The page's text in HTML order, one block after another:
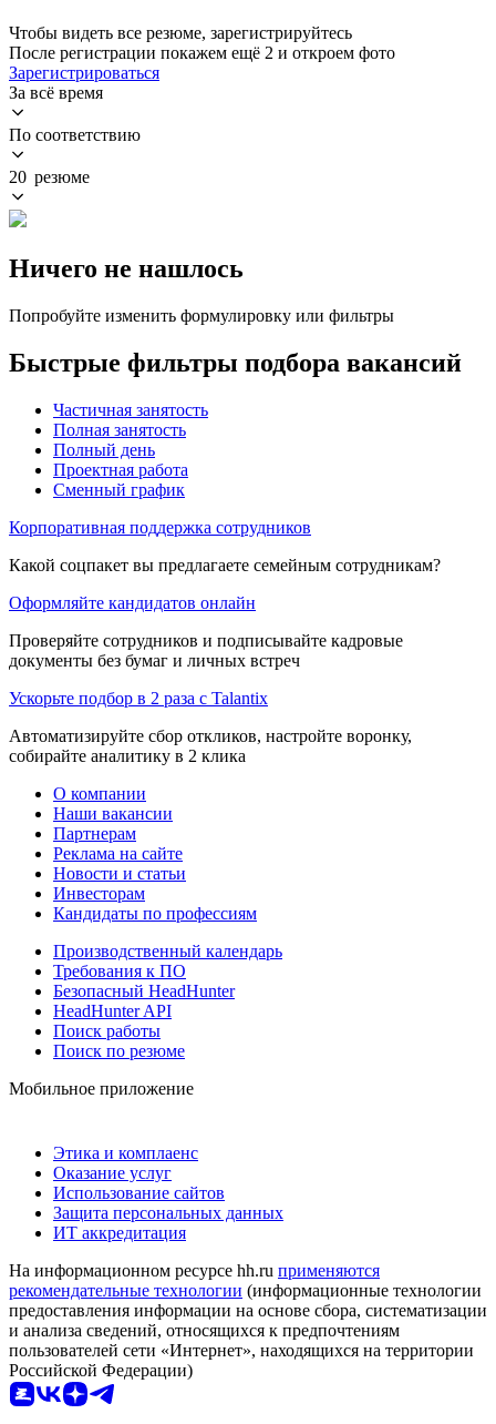
Чтобы видеть все резюме, зарегистрируйтесь
После регистрации покажем ещё 2 и откроем фото
Зарегистрироваться
За всё время
По соответствию
20 резюме
Ничего не нашлось
Попробуйте изменить формулировку или фильтры
Быстрые фильтры подбора вакансий
Частичная занятость
Полная занятость
Полный день
Проектная работа
Сменный график
Корпоративная поддержка сотрудников
Какой соцпакет вы предлагаете семейным сотрудникам?
Оформляйте кандидатов онлайн
Проверяйте сотрудников и подписывайте кадровые
документы без бумаг и личных встреч
Ускорьте подбор в 2 раза с Talantix
Автоматизируйте сбор откликов, настройте воронку,
собирайте аналитику в 2 клика
О компании
Наши вакансии
Партнерам
Реклама на сайте
Новости и статьи
Инвесторам
Кандидаты по профессиям
Производственный календарь
Требования к ПО
Безопасный HeadHunter
HeadHunter API
Поиск работы
Поиск по резюме
Мобильное приложение
Этика и комплаенс
Оказание услуг
Использование сайтов
Защита персональных данных
ИТ аккредитация
На информационном ресурсе hh.ru применяются
рекомендательные технологии (информационные технологии
предоставления информации на основе сбора, систематизации
и анализа сведений, относящихся к предпочтениям
пользователей сети «Интернет», находящихся на территории
Российской Федерации)